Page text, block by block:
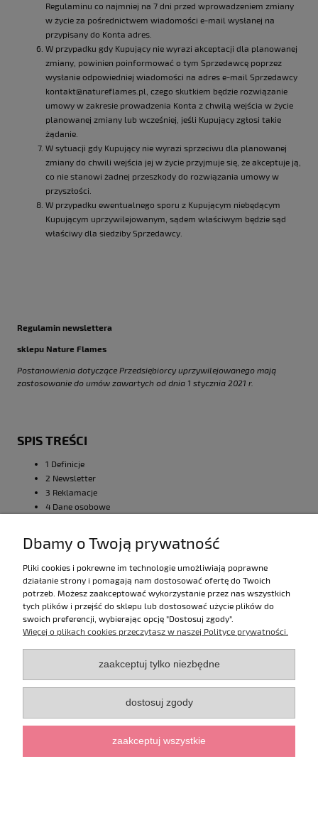
Regulaminu co najmniej na 7 dni przed wprowadzeniem zmiany
w życie za pośrednictwem wiadomości e-mail wysłanej na
przypisany do Konta adres.
W przypadku gdy Kupujący nie wyrazi akceptacji dla planowanej
zmiany, powinien poinformować o tym Sprzedawcę poprzez
wysłanie odpowiedniej wiadomości na adres e-mail Sprzedawcy
kontakt@natureflames.pl, czego skutkiem będzie rozwiązanie
umowy w zakresie prowadzenia Konta z chwilą wejścia w życie
planowanej zmiany lub wcześniej, jeśli Kupujący zgłosi takie
żądanie.
W sytuacji gdy Kupujący nie wyrazi sprzeciwu dla planowanej
zmiany do chwili wejścia jej w życie przyjmuje się, że akceptuje ją,
co nie stanowi żadnej przeszkody do rozwiązania umowy w
przyszłości.
W przypadku ewentualnego sporu z Kupującym niebędącym
Kupującym uprzywilejowanym, sądem właściwym będzie sąd
właściwy dla siedziby Sprzedawcy.
Regulamin newslettera
sklepu Nature Flames
Postanowienia dotyczące Przedsiębiorcy uprzywilejowanego mają
zastosowanie do umów zawartych od dnia 1 stycznia 2021 r.
SPIS TREŚCI
1 Definicje
2 Newsletter
3 Reklamacje
4 Dane osobowe
§ 1 DEFINICJE
Konsument – konsument w rozumieniu przepisów Kodeksu cywilnego.
Newsletter – nieodpłatnie świadczona drogą elektroniczną usługa,
dzięki której Usługobiorca może otrzymywać od Usługodawcy drogą
elektroniczną uprzednio zamówione wiadomości dotyczące Sklepu, w
tym informacje o ofertach, promocjach oraz nowościach w Sklepie,
stanowiące informację handlową w rozumieniu ustawy z dnia 18 lipca
2002 r. o świadczeniu usług drogą elektroniczną.
Przedsiębiorca uprzywilejowany – osoba fizyczna zawierająca z
Usługodawcą umowę bezpośrednio związaną z jej działalnością
(definicja obowiązuje dla umów zawartych od dnia 1 stycznia 2021 r.).
Dbamy o Twoją prywatność
Pliki cookies i pokrewne im technologie umożliwiają poprawne
działanie strony i pomagają nam dostosować ofertę do Twoich
potrzeb. Możesz zaakceptować wykorzystanie przez nas wszystkich
tych plików i przejść do sklepu lub dostosować użycie plików do
swoich preferencji, wybierając opcję "Dostosuj zgody".
Więcej o plikach cookies przeczytasz w naszej Polityce prywatności.
zaakceptuj tylko niezbędne
dostosuj zgody
zaakceptuj wszystkie